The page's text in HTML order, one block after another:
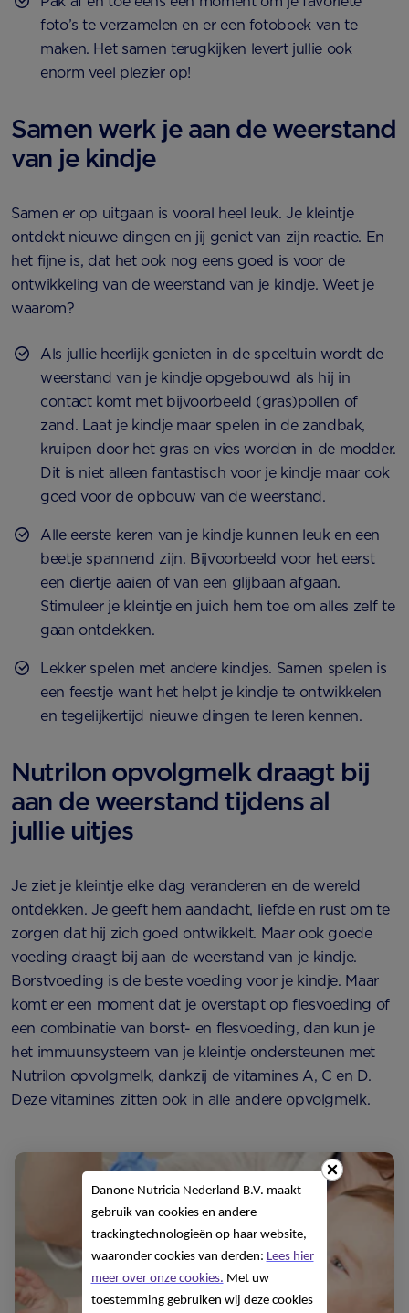
foto’s te verzamelen en er een fotoboek van te
maken. Het samen terugkijken levert jullie ook
enorm veel plezier op!
Samen werk je aan de weerstand
van je kindje
Samen er op uitgaan is vooral heel leuk. Je kleintje
ontdekt nieuwe dingen en jij geniet van zijn reactie. En
het fijne is, dat het ook nog eens goed is voor de
ontwikkeling van de weerstand van je kindje. Weet je
waarom?
Als jullie heerlijk genieten in de speeltuin wordt de
weerstand van je kindje opgebouwd als hij in
contact komt met bijvoorbeeld (gras)pollen of
zand. Laat je kindje maar spelen in de zandbak,
kruipen door het gras en vies worden in de modder.
Dit is niet alleen fantastisch voor je kindje maar ook
goed voor de opbouw van de weerstand.
Alle eerste keren van je kindje kunnen leuk en een
beetje spannend zijn. Bijvoorbeeld voor het eerst
een diertje aaien of van een glijbaan afgaan.
Stimuleer je kleintje en juich hem toe om alles zelf te
gaan ontdekken.
Lekker spelen met andere kindjes. Samen spelen is
een feestje want het helpt je kindje te ontwikkelen
en tegelijkertijd nieuwe dingen te leren kennen.
Nutrilon opvolgmelk draagt bij
aan de weerstand tijdens al
jullie uitjes
Je ziet je kleintje elke dag veranderen en de wereld
ontdekken. Je geeft hem aandacht, liefde en rust om te
zorgen dat hij zich goed ontwikkelt. Maar ook goede
voeding draagt bij aan de weerstand van je kindje.
Borstvoeding is de beste voeding voor je kindje. Maar
komt er een moment dat je overstapt op flesvoeding of
een combinatie van borst- en flesvoeding, dan kun je
het immuunsysteem van je kleintje ondersteunen met
Nutrilon opvolgmelk, dankzij de vitamines A, C en D.
Deze vitamines zitten ook in alle andere opvolgmelk.
Danone Nutricia Nederland B.V. maakt
gebruik van cookies en andere
trackingtechnologieën op haar website,
waaronder cookies van derden: Lees hier
meer over onze cookies. Met uw
toestemming gebruiken wij deze cookies